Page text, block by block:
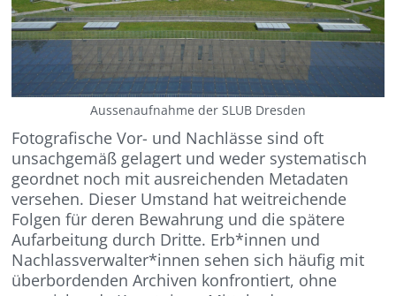
Aussenaufnahme der SLUB Dresden
Fotografische Vor- und Nachlässe sind oft
unsachgemäß gelagert und weder systematisch
geordnet noch mit ausreichenden Metadaten
versehen. Dieser Umstand hat weitreichende
Folgen für deren Bewahrung und die spätere
Aufarbeitung durch Dritte. Erb*innen und
Nachlassverwalter*innen sehen sich häufig mit
überbordenden Archiven konfrontiert, ohne